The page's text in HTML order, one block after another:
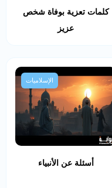
كلمات تعزية بوفاة شخص
عزيز
الإسلاميات
أسئلة عن الأنبياء